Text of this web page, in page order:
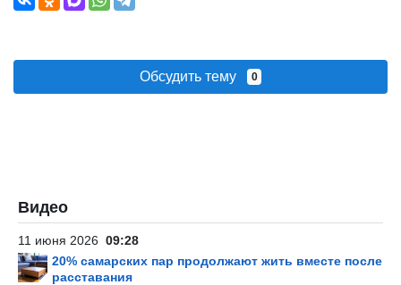
Обсудить тему 0
Видео
11 июня 2026 09:28
20% самарских пар продолжают жить вместе после
расставания